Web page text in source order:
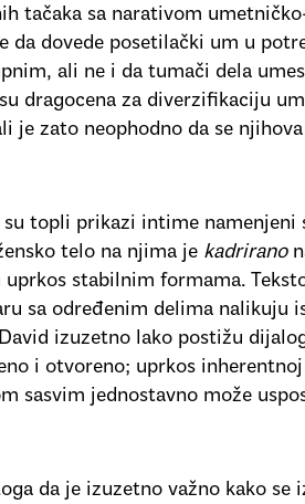
tačaka sa narativom
da dovede posetilački um u
ali ne i da tumači dela
dragocena za diverzifikaciju
je zato neophodno da se
topli prikazi intime namenjeni
telo na njima je kadrirano
stabilnim formama.
sa određenim delima nalikuju
izuzetno lako postižu
i otvoreno; uprkos
sasvim jednostavno može
da je izuzetno važno kako se